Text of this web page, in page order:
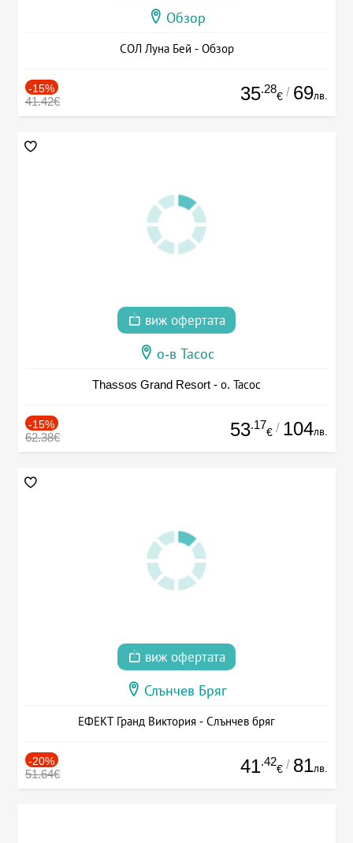
Обзор
СОЛ Луна Бей - Обзор
-15%
41.42€ 35.28
€ / 69лв.
виж офертата
о-в Тасос
Thassos Grand Resort - о. Тасос
-15%
62.38€ 53.17
€ / 104лв.
виж офертата
Слънчев Бряг
ЕФЕКТ Гранд Виктория - Слънчев бряг
-20%
51.64€ 41.42
€ / 81лв.